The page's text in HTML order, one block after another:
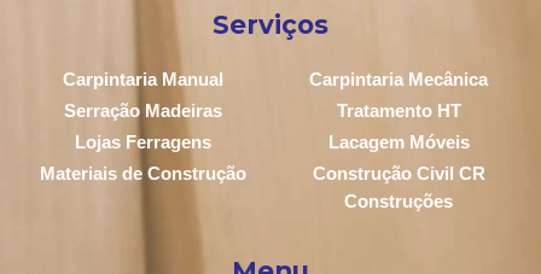
Serviços
Carpintaria Manual
Carpintaria Mecânica
Serração Madeiras
Tratamento HT
Lojas Ferragens
Lacagem Móveis
Materiais de Construção
Construção Civil CR
Construções